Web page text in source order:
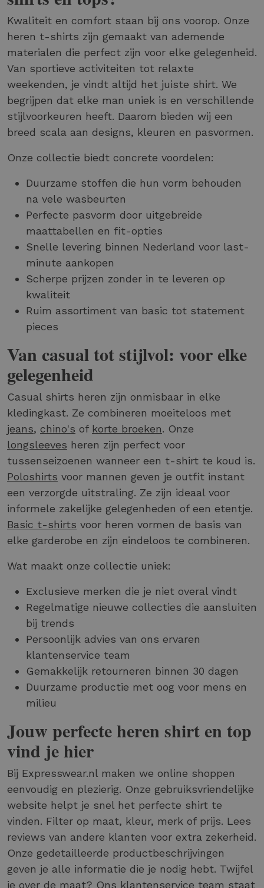
Kwaliteit en comfort staan bij ons voorop. Onze
heren t-shirts zijn gemaakt van ademende
materialen die perfect zijn voor elke gelegenheid.
Van sportieve activiteiten tot relaxte
weekenden, je vindt altijd het juiste shirt. We
begrijpen dat elke man uniek is en verschillende
stijlvoorkeuren heeft. Daarom bieden wij een
breed scala aan designs, kleuren en pasvormen.
Onze collectie biedt concrete voordelen:
Duurzame stoffen die hun vorm behouden
na vele wasbeurten
Perfecte pasvorm door uitgebreide
maattabellen en fit-opties
Snelle levering binnen Nederland voor last-
minute aankopen
Scherpe prijzen zonder in te leveren op
kwaliteit
Ruim assortiment van basic tot statement
pieces
Van casual tot stijlvol: voor elke
gelegenheid
Casual shirts heren zijn onmisbaar in elke
kledingkast. Ze combineren moeiteloos met
jeans, chino's of korte broeken. Onze
longsleeves heren zijn perfect voor
tussenseizoenen wanneer een t-shirt te koud is.
Poloshirts voor mannen geven je outfit instant
een verzorgde uitstraling. Ze zijn ideaal voor
informele zakelijke gelegenheden of een etentje.
Basic t-shirts voor heren vormen de basis van
elke garderobe en zijn eindeloos te combineren.
Wat maakt onze collectie uniek:
Exclusieve merken die je niet overal vindt
Regelmatige nieuwe collecties die aansluiten
bij trends
Persoonlijk advies van ons ervaren
klantenservice team
Gemakkelijk retourneren binnen 30 dagen
Duurzame productie met oog voor mens en
milieu
Jouw perfecte heren shirt en top
vind je hier
Bij Expresswear.nl maken we online shoppen
eenvoudig en plezierig. Onze gebruiksvriendelijke
website helpt je snel het perfecte shirt te
vinden. Filter op maat, kleur, merk of prijs. Lees
reviews van andere klanten voor extra zekerheid.
Onze gedetailleerde productbeschrijvingen
geven je alle informatie die je nodig hebt. Twijfel
je over de maat? Ons klantenservice team staat